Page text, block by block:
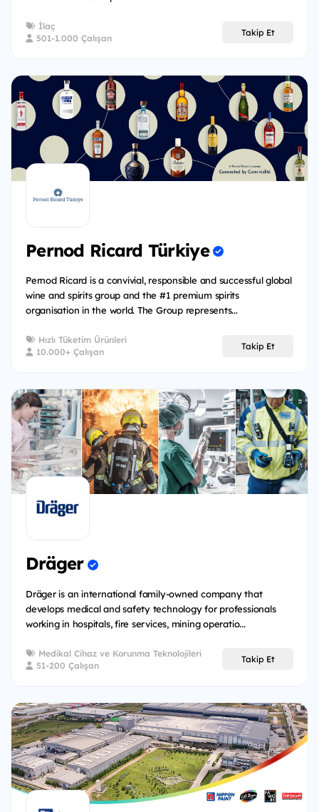
İlaç
501-1.000 Çalışan
Takip Et
Pernod Ricard Türkiye
Pernod Ricard is a convivial, responsible and successful global
wine and spirits group and the #1 premium spirits
organisation in the world. The Group represents...
Hızlı Tüketim Ürünleri
10.000+ Çalışan
Takip Et
Dräger
Dräger is an international family-owned company that
develops medical and safety technology for professionals
working in hospitals, fire services, mining operatio...
Medikal Cihaz ve Korunma Teknolojileri
51-200 Çalışan
Takip Et